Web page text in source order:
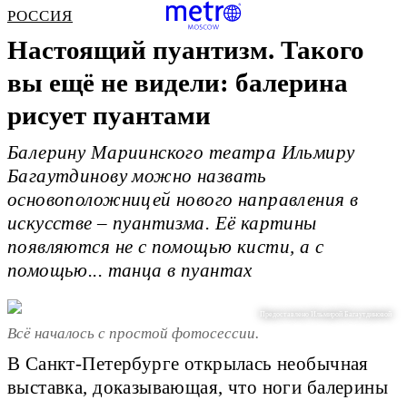
РОССИЯ
Настоящий пуантизм. Такого
вы ещё не видели: балерина
рисует пуантами
Балерину Мариинского театра Ильмиру
Багаутдинову можно назвать
основоположницей нового направления в
искусстве – пуантизма. Её картины
появляются не с помощью кисти, а с
помощью... танца в пуантах
Предоставлено Ильмирой Багаутдиновой
Всё началось с простой фотосессии.
В Санкт-Петербурге открылась необычная
выставка, доказывающая, что ноги балерины